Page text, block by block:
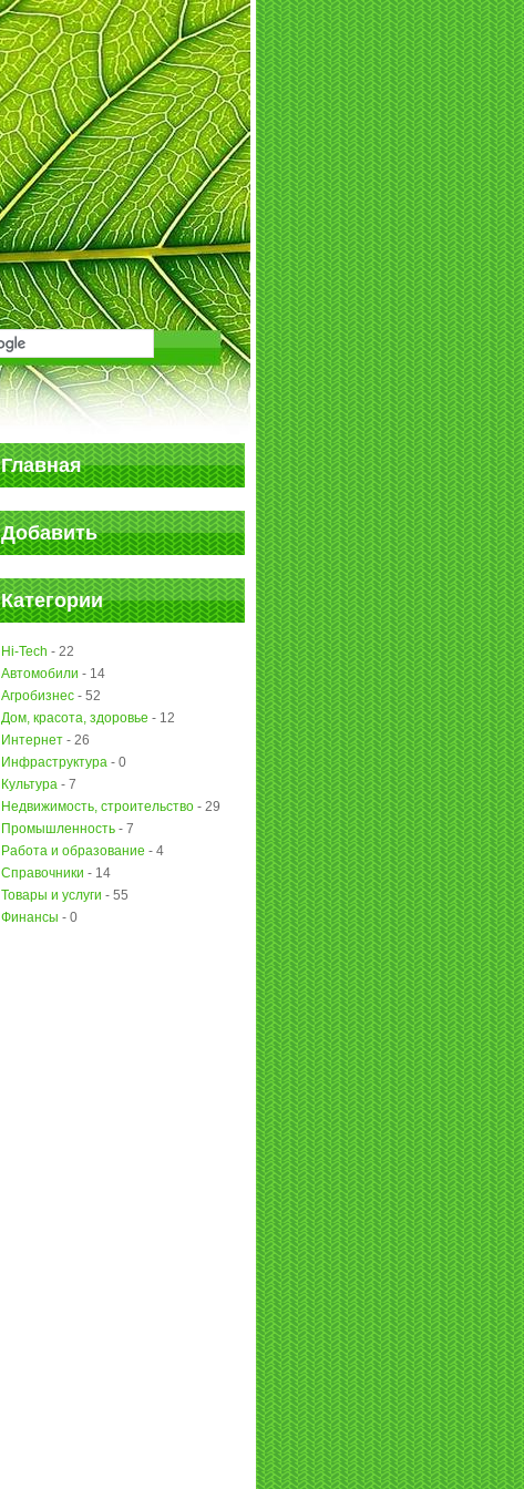
Главная
Добавить
Категории
Hi-Tech - 22
Автомобили - 14
Агробизнес - 52
Дом, красота, здоровье - 12
Интернет - 26
Инфраструктура - 0
Культура - 7
Недвижимость, строительство - 29
Промышленность - 7
Работа и образование - 4
Справочники - 14
Товары и услуги - 55
Финансы - 0